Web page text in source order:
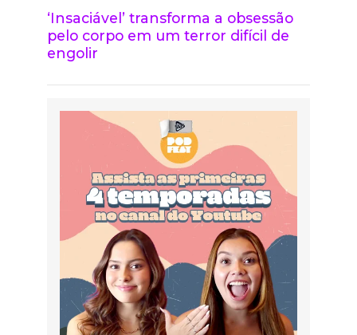
‘Insaciável’ transforma a obsessão
pelo corpo em um terror difícil de
engolir